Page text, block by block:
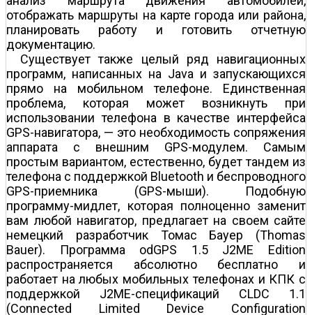
отображать маршруты на карте города или района,
планировать работу и готовить отчетную
документацию.
Существует также целый ряд навигационных
программ, написанных на Java и запускающихся
прямо на мобильном телефоне. Единственная
проблема, которая может возникнуть при
использовании телефона в качестве интерфейса
GPS-навигатора, — это необходимость сопряжения
аппарата с внешним GPS-модулем. Самым
простым вариантом, естественно, будет тандем из
телефона с поддержкой Bluetooth и беспроводного
GPS-приемника (GPS-мыши). Подобную
программу-мидлет, которая полноценно заменит
вам любой навигатор, предлагает на своем сайте
немецкий разработчик Томас Бауер (Thomas
Bauer). Программа odGPS 1.5 J2ME Edition
распространяется абсолютно бесплатно и
работает на любых мобильных телефонах и КПК с
поддержкой J2ME-спецификаций CLDC 1.1
(Connected Limited Device Configuration